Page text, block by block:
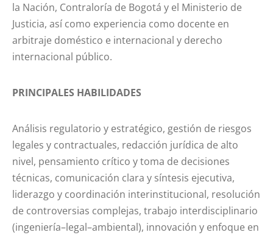
la Nación, Contraloría de Bogotá y el Ministerio de
Justicia, así como experiencia como docente en
arbitraje doméstico e internacional y derecho
internacional público.
PRINCIPALES HABILIDADES
Análisis regulatorio y estratégico, gestión de riesgos
legales y contractuales, redacción jurídica de alto
nivel, pensamiento crítico y toma de decisiones
técnicas, comunicación clara y síntesis ejecutiva,
liderazgo y coordinación interinstitucional, resolución
de controversias complejas, trabajo interdisciplinario
(ingeniería–legal–ambiental), innovación y enfoque en